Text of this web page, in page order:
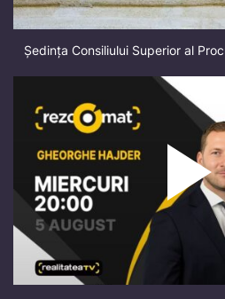
Ședința Consiliului Superior al